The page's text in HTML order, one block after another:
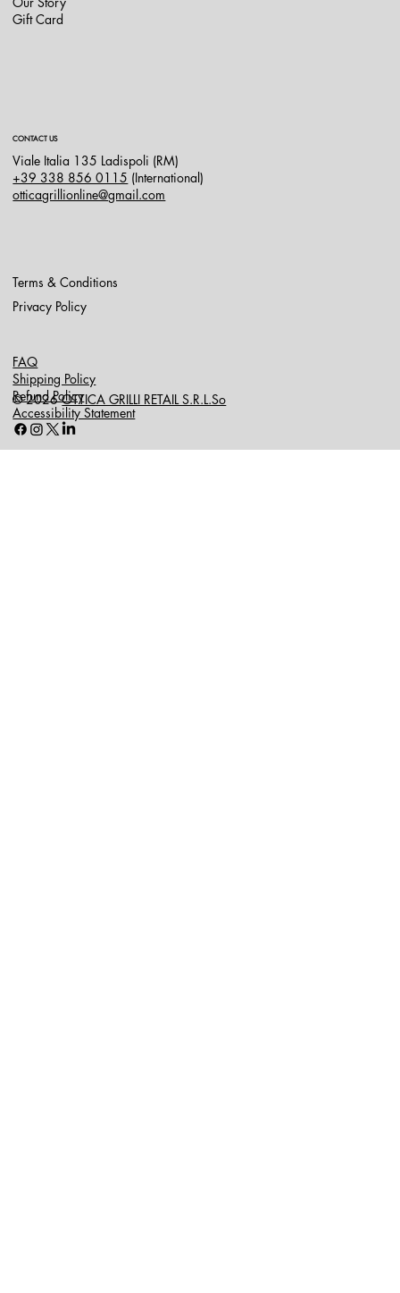
Gift Card
CONTACT US
Viale Italia 135 Ladispoli (RM)
+39 338 856 0115 (International)
otticagrillionline@gmail.com
Terms & Conditions
Privacy Policy
FAQ
Shipping Policy
Refund Policy
Accessibility Statement
© 2026OTTICA GRILLI RETAIL S.R.L.So